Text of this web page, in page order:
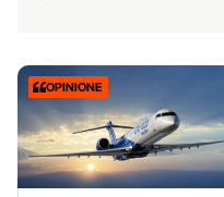
OPINIONE